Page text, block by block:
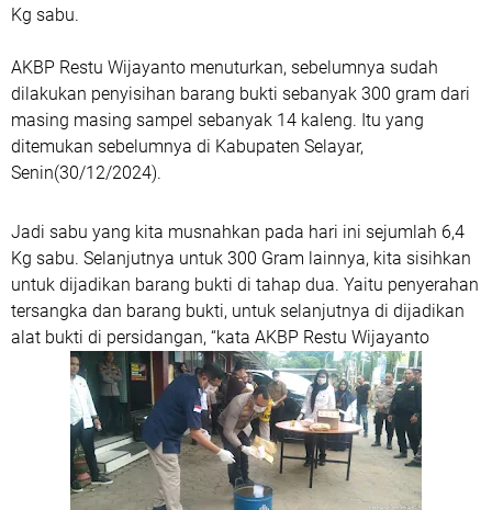
Kg sabu.
AKBP Restu Wijayanto menuturkan, sebelumnya sudah
dilakukan penyisihan barang bukti sebanyak 300 gram dari
masing masing sampel sebanyak 14 kaleng. Itu yang
ditemukan sebelumnya di Kabupaten Selayar,
Senin(30/12/2024).
Jadi sabu yang kita musnahkan pada hari ini sejumlah 6,4
Kg sabu. Selanjutnya untuk 300 Gram lainnya, kita sisihkan
untuk dijadikan barang bukti di tahap dua. Yaitu penyerahan
tersangka dan barang bukti, untuk selanjutnya di dijadikan
alat bukti di persidangan, “kata AKBP Restu Wijayanto